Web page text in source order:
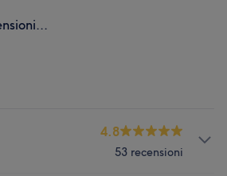
4.8
53 recensioni